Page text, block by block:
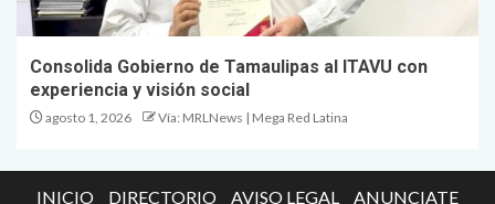
Consolida Gobierno de Tamaulipas al ITAVU con
experiencia y visión social
agosto 1, 2026 Vía: MRLNews | Mega Red Latina
INICIO DIRECTORIO AVISO LEGAL ANUNCIATE